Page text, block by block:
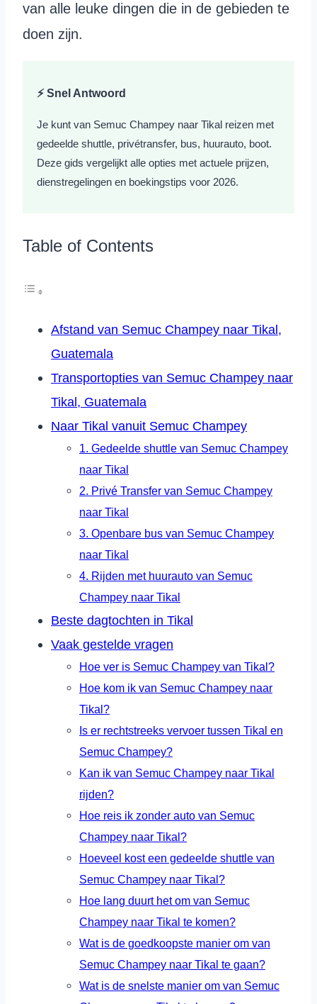
van alle leuke dingen die in de gebieden te
doen zijn.
⚡ Snel Antwoord
Je kunt van Semuc Champey naar Tikal reizen met
gedeelde shuttle, privétransfer, bus, huurauto, boot.
Deze gids vergelijkt alle opties met actuele prijzen,
dienstregelingen en boekingstips voor 2026.
Table of Contents
Afstand van Semuc Champey naar Tikal,
Guatemala
Transportopties van Semuc Champey naar
Tikal, Guatemala
Naar Tikal vanuit Semuc Champey
1. Gedeelde shuttle van Semuc Champey
naar Tikal
2. Privé Transfer van Semuc Champey
naar Tikal
3. Openbare bus van Semuc Champey
naar Tikal
4. Rijden met huurauto van Semuc
Champey naar Tikal
Beste dagtochten in Tikal
Vaak gestelde vragen
Hoe ver is Semuc Champey van Tikal?
Hoe kom ik van Semuc Champey naar
Tikal?
Is er rechtstreeks vervoer tussen Tikal en
Semuc Champey?
Kan ik van Semuc Champey naar Tikal
rijden?
Hoe reis ik zonder auto van Semuc
Champey naar Tikal?
Hoeveel kost een gedeelde shuttle van
Semuc Champey naar Tikal?
Hoe lang duurt het om van Semuc
Champey naar Tikal te komen?
Wat is de goedkoopste manier om van
Semuc Champey naar Tikal te gaan?
Wat is de snelste manier om van Semuc